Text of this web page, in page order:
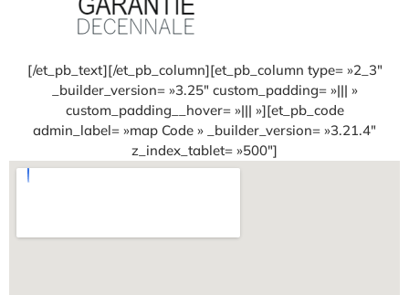
[/et_pb_text][/et_pb_column][et_pb_column type= »2_3″
_builder_version= »3.25″ custom_padding= »||| »
custom_padding__hover= »||| »][et_pb_code
admin_label= »map Code » _builder_version= »3.21.4″
z_index_tablet= »500″]